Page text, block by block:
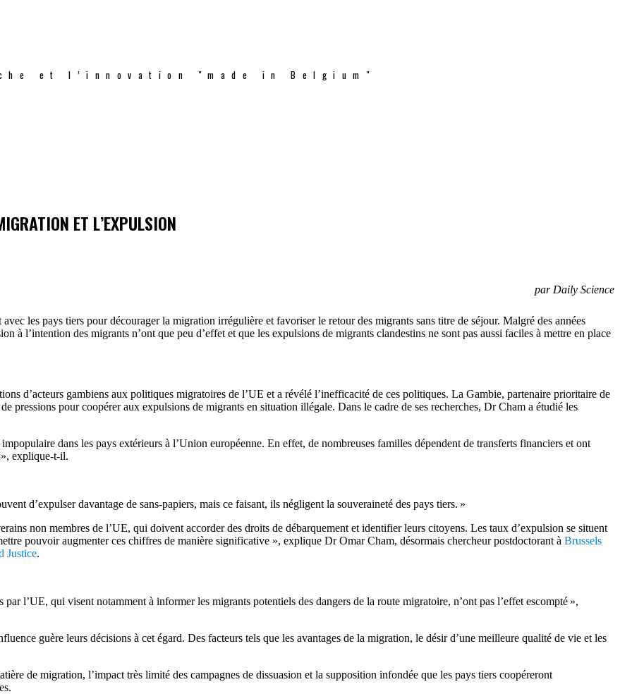
et l’innovation "made in Belgium"
ET L’EXPULSION
par Daily Science
les pays tiers pour décourager la migration irrégulière et favoriser le retour des migrants sans titre de séjour. Malgré des années
à l’intention des migrants n’ont que peu d’effet et que les expulsions de migrants clandestins ne sont pas aussi faciles à mettre en place
d’acteurs gambiens aux politiques migratoires de l’UE et a révélé l’inefficacité de ces politiques. La Gambie, partenaire prioritaire de
pressions pour coopérer aux expulsions de migrants en situation illégale. Dans le cadre de ses recherches, Dr Cham a étudié les
dans les pays extérieurs à l’Union européenne. En effet, de nombreuses familles dépendent de transferts financiers et ont
explique-t-il.
d’expulser davantage de sans-papiers, mais ce faisant, ils négligent la souveraineté des pays tiers. »
non membres de l’UE, qui doivent accorder des droits de débarquement et identifier leurs citoyens. Les taux d’expulsion se situent
pouvoir augmenter ces chiffres de manière significative », explique Dr Omar Cham, désormais chercheur postdoctorant à Brussels
Justice.
l’UE, qui visent notamment à informer les migrants potentiels des dangers de la route migratoire, n’ont pas l’effet escompté »,
guère leurs décisions à cet égard. Des facteurs tels que les avantages de la migration, le désir d’une meilleure qualité de vie et les
de migration, l’impact très limité des campagnes de dissuasion et la supposition infondée que les pays tiers coopéreront